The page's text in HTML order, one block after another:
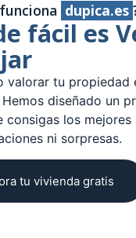
dupica.es
fácil es
valorar tu propiedad
diseñado un
consigas los
ni sorpresas.
tu vivienda gratis